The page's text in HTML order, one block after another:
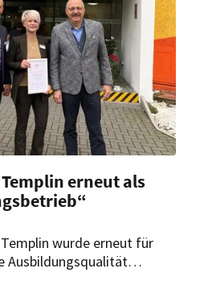
erneut als
wurde erneut für
Ausbildungsqualität